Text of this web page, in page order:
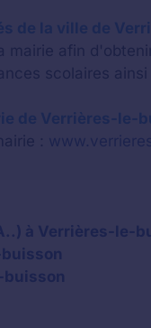
de la ville de
mairie afin
scolaires
de Verrières-le-
:
à Verrières-le-
buisson